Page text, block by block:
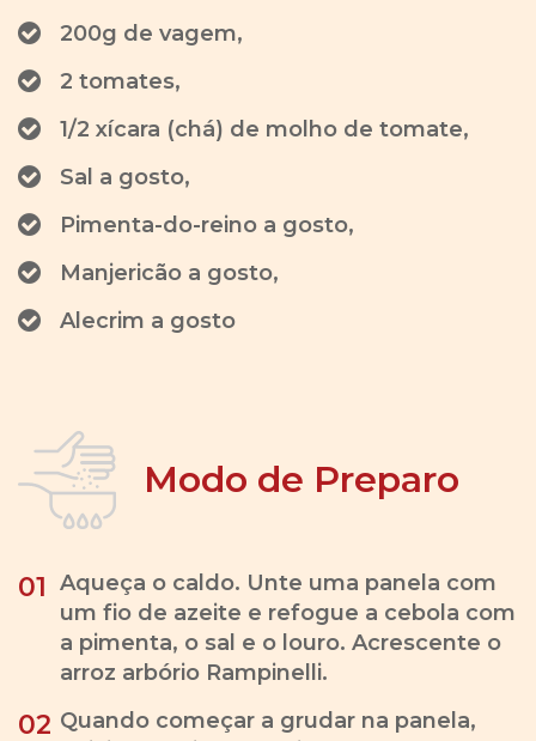
200g de vagem,
2 tomates,
1/2 xícara (chá) de molho de tomate,
Sal a gosto,
Pimenta-do-reino a gosto,
Manjericão a gosto,
Alecrim a gosto
Modo de Preparo
01 Aqueça o caldo. Unte uma panela com
um fio de azeite e refogue a cebola com
a pimenta, o sal e o louro. Acrescente o
arroz arbório Rampinelli.
02 Quando começar a grudar na panela,